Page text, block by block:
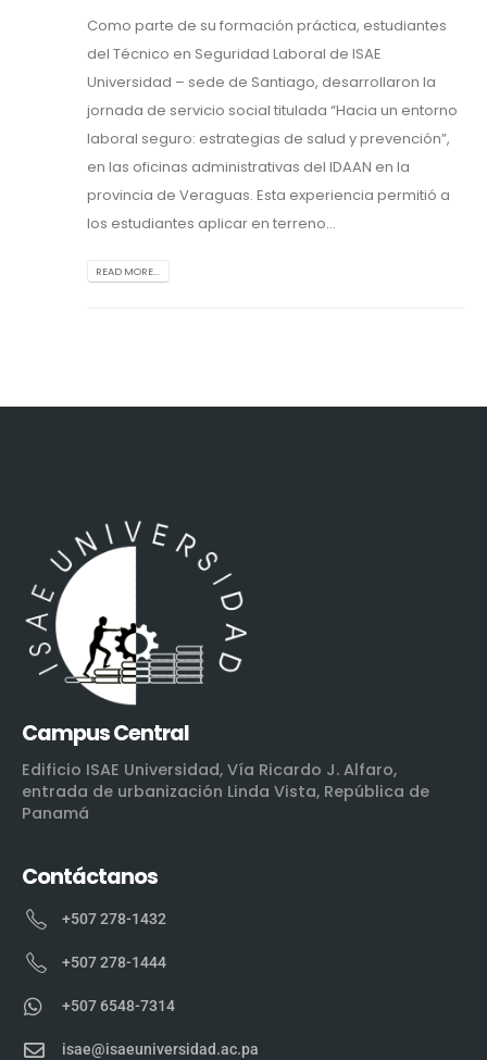
Como parte de su formación práctica, estudiantes
del Técnico en Seguridad Laboral de ISAE
Universidad – sede de Santiago, desarrollaron la
jornada de servicio social titulada “Hacia un entorno
laboral seguro: estrategias de salud y prevención”,
en las oficinas administrativas del IDAAN en la
provincia de Veraguas. Esta experiencia permitió a
los estudiantes aplicar en terreno...
READ MORE...
Campus Central
Edificio ISAE Universidad, Vía Ricardo J. Alfaro,
entrada de urbanización Linda Vista, República de
Panamá
Contáctanos
+507 278-1432
+507 278-1444
+507 6548-7314
isae@isaeuniversidad.ac.pa